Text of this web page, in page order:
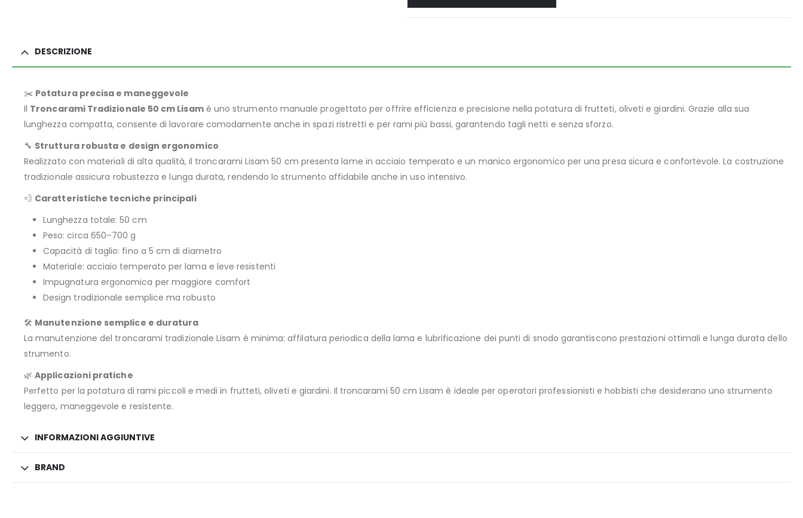
DESCRIZIONE
✂️ Potatura precisa e maneggevole
Il Troncarami Tradizionale 50 cm Lisamè uno strumento manuale progettato per offrire efficienza e precisione nella potatura di frutteti, oliveti e giardini. Grazie alla sua
lunghezza compatta, consente di lavorare comodamente anche in spazi ristretti e per rami più bassi, garantendo tagli netti e senza sforzo.
🔧 Struttura robusta e design ergonomico
Realizzato con materiali di alta qualità, il troncarami Lisam 50 cm presenta lame in acciaio temperato e un manico ergonomico per una presa sicura e confortevole. La costruzione
tradizionale assicura robustezza e lunga durata, rendendo lo strumento affidabile anche in uso intensivo.
💨 Caratteristiche tecniche principali
Lunghezza totale: 50 cm
Peso: circa 650–700 g
Capacità di taglio: fino a 5 cm di diametro
Materiale: acciaio temperato per lama e leve resistenti
Impugnatura ergonomica per maggiore comfort
Design tradizionale semplice ma robusto
🛠️ Manutenzione semplice e duratura
La manutenzione del troncarami tradizionale Lisam è minima: affilatura periodica della lama e lubrificazione dei punti di snodo garantiscono prestazioni ottimali e lunga durata dello
strumento.
🌿Applicazioni pratiche
Perfetto per la potatura di rami piccoli e medi in frutteti, oliveti e giardini. Il troncarami 50 cm Lisam è ideale per operatori professionisti e hobbisti che desiderano uno strumento
leggero, maneggevole e resistente.
INFORMAZIONI AGGIUNTIVE
BRAND